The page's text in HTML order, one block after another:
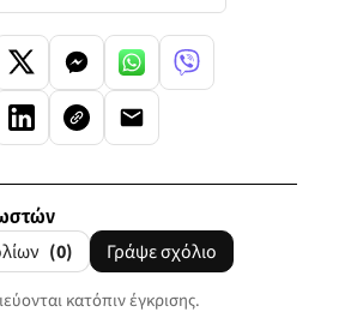
(0) Γράψε σχόλιο
κατόπιν έγκρισης.